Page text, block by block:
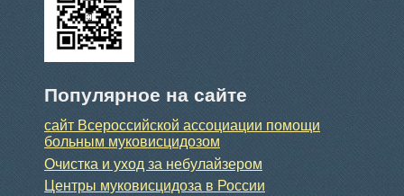
Популярное на сайте
сайт Всероссийской ассоциации помощи
больным муковисцидозом
Очистка и уход за небулайзером
Центры муковисцидоза в России